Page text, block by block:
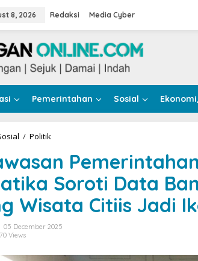
8, 2026 Redaksi Media Cyber
Pemerintahan Sosial
/ Politik
Ika
Siti
Rahmatika
Soroti
Data
Bansos
Tak
Dorong
Soroti Data
Wisata Citiis Jadi
05 December 2025
Views